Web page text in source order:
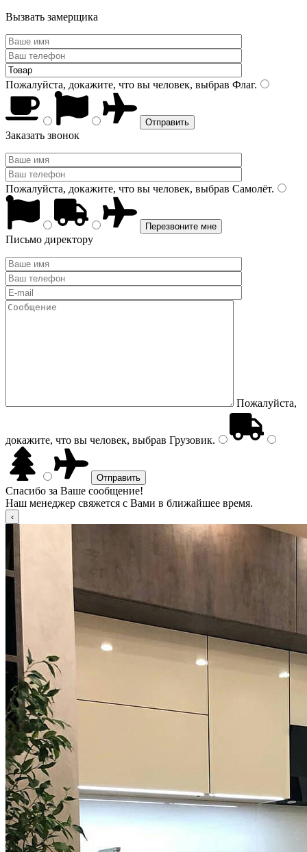
Вызвать замерщика
Пожалуйста, докажите, что вы человек, выбрав Флаг.
Заказать звонок
Пожалуйста, докажите, что вы человек, выбрав Самолёт.
Письмо директору
Пожалуйста,
докажите, что вы человек, выбрав Грузовик.
Спасибо за Ваше сообщение!
Наш менеджер свяжется с Вами в ближайшее время.